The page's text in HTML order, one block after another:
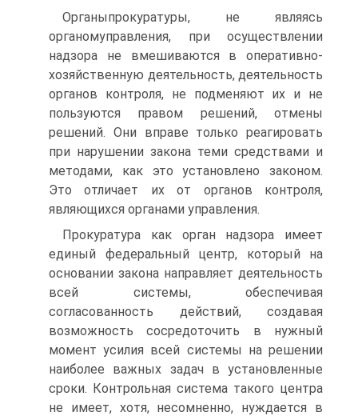
Органыпрокуратуры, не являясь
органомуправления, при осуществлении
надзора не вмешиваются в оперативно-
хозяйственную деятельность, деятельность
органов контроля, не подменяют их и не
пользуются правом решений, отмены
решений. Они вправе только реагировать
при нарушении закона теми средствами и
методами, как это установлено законом.
Это отличает их от органов контроля,
являющихся органами управления.
Прокуратура как орган надзора имеет
единый федеральный центр, который на
основании закона направляет деятельность
всей системы, обеспечивая
согласованность действий, создавая
возможность сосредоточить в нужный
момент усилия всей системы на решении
наиболее важных задач в установленные
сроки. Контрольная система такого центра
не имеет, хотя, несомненно, нуждается в